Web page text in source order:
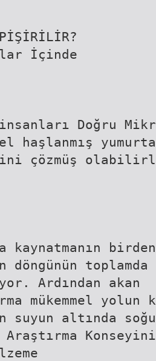
İçinde
Doğru
haşlanmış
çözmüş
kaynatmanın
döngünün
Ardından akan
mükemmel
suyun altında